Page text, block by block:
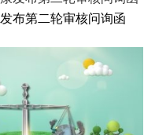
布第二轮审核问询函